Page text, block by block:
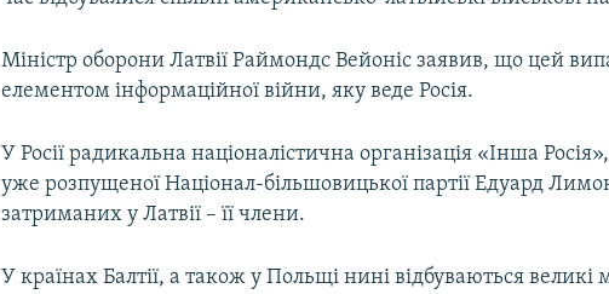
Міністр оборони Латвії Раймондс Вейоніс заявив, що цей
елементом інформаційної війни, яку веде Росія.
У Росії радикальна націоналістична організація «Інша
уже розпущеної Націонал-більшовицької партії Едуард
затриманих у Латвії – її члени.
У країнах Балтії, а також у Польщі нині відбуваються великі